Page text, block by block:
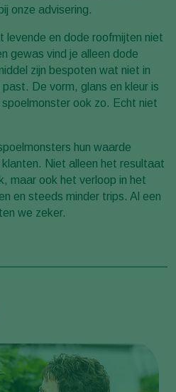
onze advisering.
levende en dode roofmijten niet
gewas vind je alleen dode
zijn bespoten wat niet in
De vorm, glans en kleur is
ook zo. Echt niet
hun waarde
Niet alleen het resultaat
maar ook het verloop in het
en steeds minder trips. Al een
we zeker.